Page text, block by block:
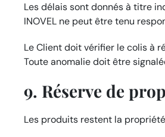
Les délais sont donnés à titre
INOVEL ne peut être tenu
Le Client doit vérifier le colis à
Toute anomalie doit être
9. Réserve de
Les produits restent la